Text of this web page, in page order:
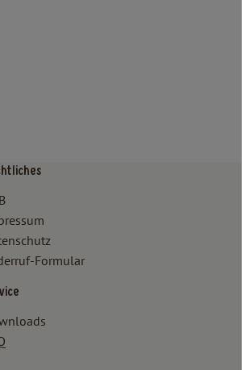
lammertzhof/
channel/
www.flickr.com/photos/
Formular